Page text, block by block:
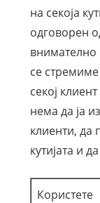
на секоја
одговорен
внимателно
се
секој
нема да ја
клиенти, да
кутијата и
Користете